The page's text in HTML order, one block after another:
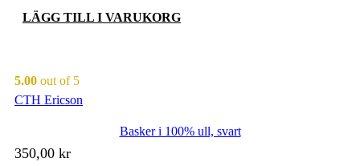
LÄGG TILL I VARUKORG
5.00 out of 5
CTH Ericson
Basker i 100% ull, svart
350,00 kr